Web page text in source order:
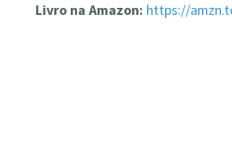
Livro na Amazon: https://